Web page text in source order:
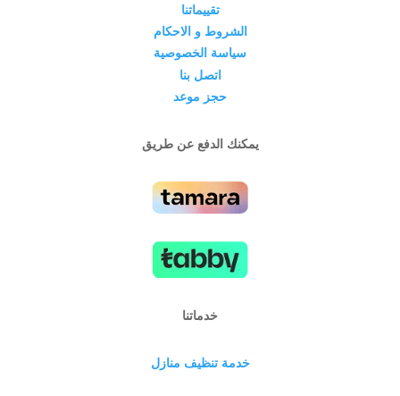
تقييماتنا
الشروط و الاحكام
سياسة الخصوصية
اتصل بنا
حجز موعد
يمكنك الدفع عن طريق
خدماتنا
خدمة تنظيف منازل